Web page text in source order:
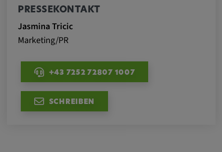
PRESSEKONTAKT
Jasmina Tricic
Marketing/PR
+43 7252 72807 1007
SCHREIBEN